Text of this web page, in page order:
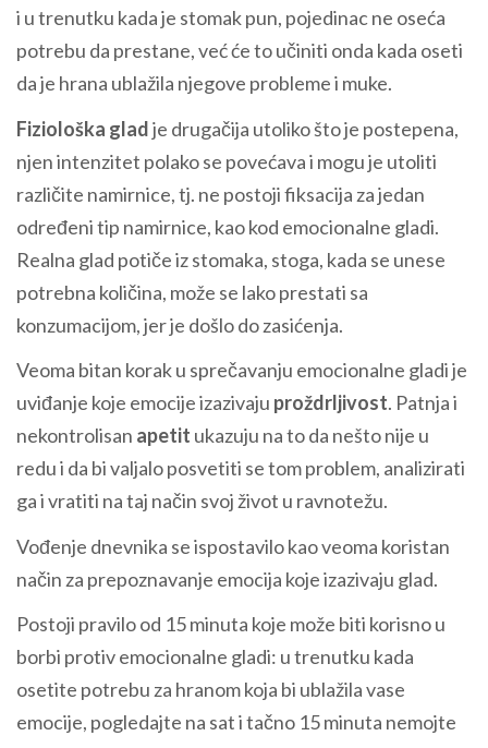
i u trenutku kada je stomak pun, pojedinac ne oseća
potrebu da prestane, već će to učiniti onda kada oseti
da je hrana ublažila njegove probleme i muke.
Fiziološka gladje drugačija utoliko što je postepena,
njen intenzitet polako se povećava i mogu je utoliti
različite namirnice, tj. ne postoji fiksacija za jedan
određeni tip namirnice, kao kod emocionalne gladi.
Realna glad potiče iz stomaka, stoga, kada se unese
potrebna količina, može se lako prestati sa
konzumacijom, jer je došlo do zasićenja.
Veoma bitan korak u sprečavanju emocionalne gladi je
uviđanje koje emocije izazivaju proždrljivost. Patnja i
nekontrolisan apetit ukazuju na to da nešto nije u
redu i da bi valjalo posvetiti se tom problem, analizirati
ga i vratiti na taj način svoj život u ravnotežu.
Vođenje dnevnika se ispostavilo kao veoma koristan
način za prepoznavanje emocija koje izazivaju glad.
Postoji pravilo od 15 minuta koje može biti korisno u
borbi protiv emocionalne gladi: u trenutku kada
osetite potrebu za hranom koja bi ublažila vase
emocije, pogledajte na sat i tačno 15 minuta nemojte